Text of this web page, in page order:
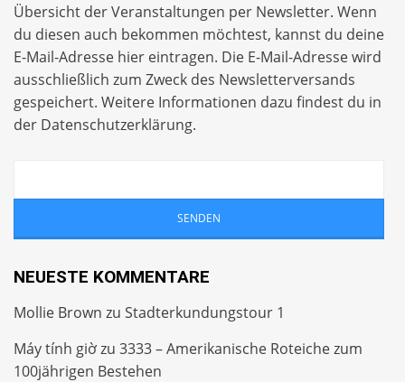
Übersicht der Veranstaltungen per Newsletter. Wenn
du diesen auch bekommen möchtest, kannst du deine
E-Mail-Adresse hier eintragen. Die E-Mail-Adresse wird
ausschließlich zum Zweck des Newsletterversands
gespeichert. Weitere Informationen dazu findest du in
der Datenschutzerklärung.
NEUESTE KOMMENTARE
Mollie Brown zu Stadterkundungstour 1
Máy tính giờzu 3333 – Amerikanische Roteiche zum
100jährigen Bestehen